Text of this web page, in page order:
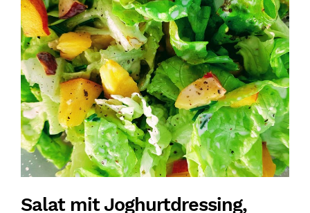
Salat mit Joghurtdressing,